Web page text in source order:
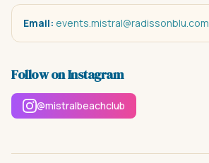
Email: events.mistral@radissonblu.com
Follow on Instagram
@mistralbeachclub